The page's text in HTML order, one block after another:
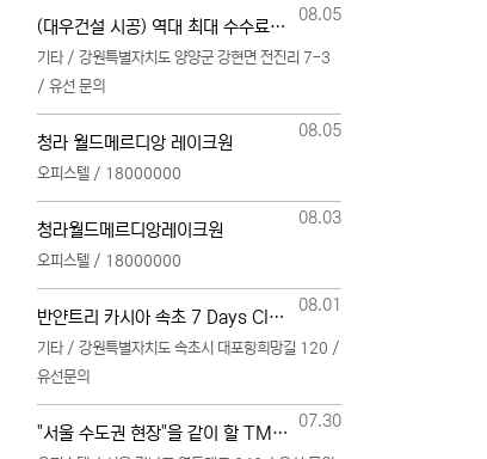
등록일
08.05
(대우건설 시공) 역대 최대 수수료 지급, 단독 단일 영업본부 선착순 모집 (팀,팀원 개별문의 가능)
기타 / 강원특별자치도 양양군 강현면 전진리 7-3
/ 유선 문의
등록일
08.05
청라 월드메르디앙 레이크원
오피스텔 / 18000000
등록일
08.03
청라월드메르디앙레이크원
오피스텔 / 18000000
등록일
08.01
반얀트리 카시아 속초 7 Days Club OwnersMembership 분양직원 모집
기타 / 강원특별자치도 속초시 대포항희망길 120 /
유선문의
등록일
07.30
"서울 수도권 현장"을 같이 할 TM 총괄, 본부, 팀, 팀원 모집